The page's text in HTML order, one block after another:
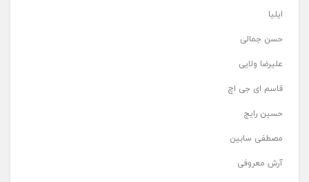
ایلیا
حسن جمالی
علیرضا ولایی
قاسم ای جی اچ
حسین رایج
مصطفی سابین
آرش معروفی